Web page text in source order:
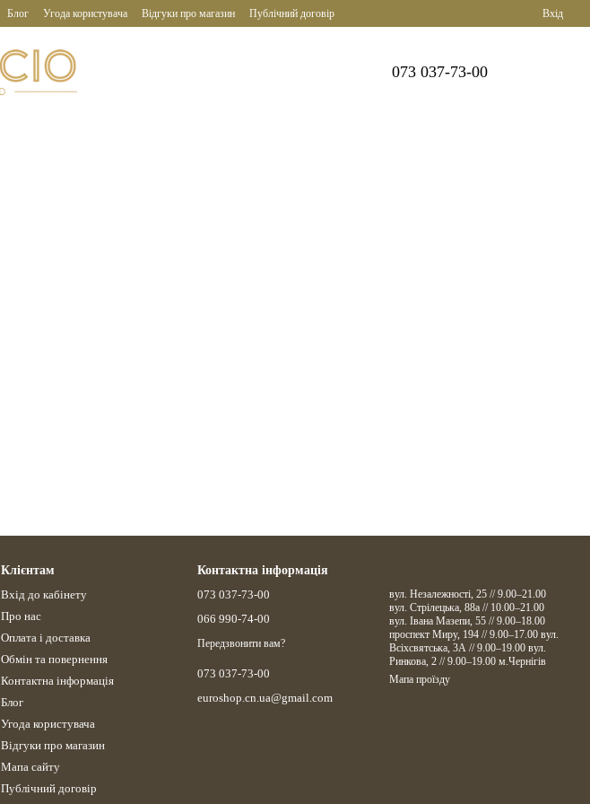
Блог Угода користувача Відгуки про магазин Публічний договір Вхід
073 037-73-00
Клієнтам
Вхід до кабінету
Про нас
Оплата і доставка
Обмін та повернення
Контактна інформація
Блог
Угода користувача
Відгуки про магазин
Мапа сайту
Публічний договір
Контактна інформація
073 037-73-00
066 990-74-00
Передзвонити вам?
073 037-73-00
euroshop.cn.ua@gmail.com
вул. Незалежності, 25 // 9.00–21.00
вул. Стрілецька, 88а // 10.00–21.00
вул. Івана Мазепи, 55 // 9.00–18.00
проспект Миру, 194 // 9.00–17.00 вул.
Всіхсвятська, 3А // 9.00–19.00 вул.
Ринкова, 2 // 9.00–19.00 м.Чернігів
Мапа проїзду